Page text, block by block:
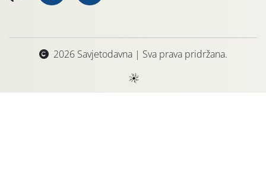
2026 Savjetodavna | Sva prava pridržana.